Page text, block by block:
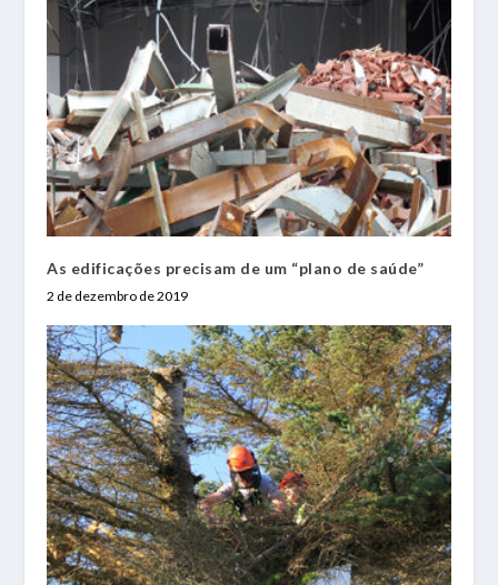
As edificações precisam de um “plano de saúde”
2 de dezembro de 2019